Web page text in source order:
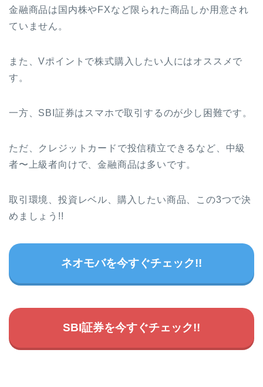
金融商品は国内株やFXなど限られた商品しか用意され
ていません。
また、Vポイントで株式購入したい人にはオススメで
す。
一方、SBI証券はスマホで取引するのが少し困難です。
ただ、クレジットカードで投信積立できるなど、中級
者〜上級者向けで、金融商品は多いです。
取引環境、投資レベル、購入したい商品、この3つで決
めましょう!!
ネオモバを今すぐチェック!!
SBI証券を今すぐチェック!!